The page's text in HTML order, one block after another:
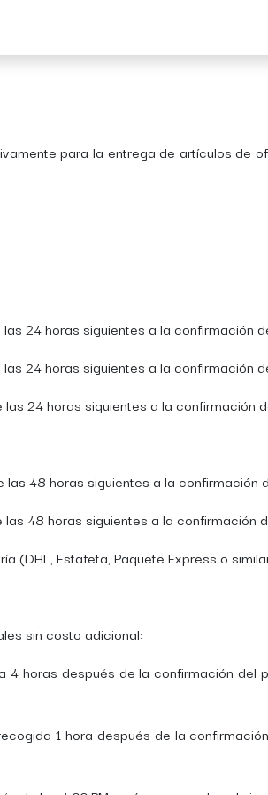
para la entrega de artículos de
24 horas siguientes a la confirmación
24 horas siguientes a la confirmación
24 horas siguientes a la confirmación
48 horas siguientes a la confirmación
48 horas siguientes a la confirmación
(DHL, Estafeta, Paquete Express o
sin costo adicional:
horas después de la confirmación del
1 hora después de la